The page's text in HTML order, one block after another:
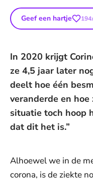
Geef een hartje 194
In 2020 krijgt
ze 4,5 jaar later
deelt hoe één
veranderde en
situatie toch hoop
dat dit het is.”
Alhoewel we in de
corona, is de ziekte